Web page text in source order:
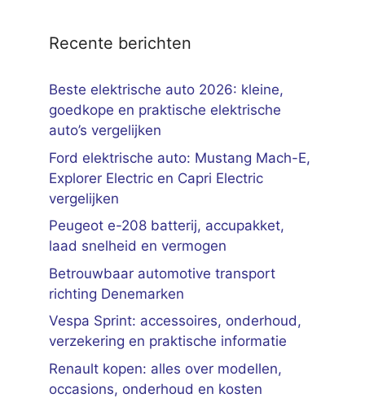
Recente berichten
Beste elektrische auto 2026: kleine,
goedkope en praktische elektrische
auto’s vergelijken
Ford elektrische auto: Mustang Mach-E,
Explorer Electric en Capri Electric
vergelijken
Peugeot e-208 batterij, accupakket,
laad snelheid en vermogen
Betrouwbaar automotive transport
richting Denemarken
Vespa Sprint: accessoires, onderhoud,
verzekering en praktische informatie
Renault kopen: alles over modellen,
occasions, onderhoud en kosten